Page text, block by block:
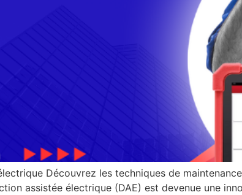
Découvrez les techniques de
assistée électrique (DAE) est devenue une